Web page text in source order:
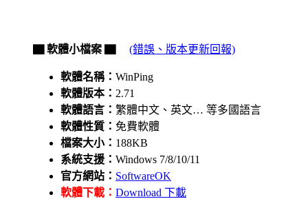
▇ 軟體小檔案 ▇ (錯誤、版本更新回報)
軟體名稱： WinPing
軟體版本： 2.71
軟體語言： 繁體中文、英文… 等多國語言
軟體性質： 免費軟體
檔案大小： 188KB
系統支援： Windows 7/8/10/11
官方網站： SoftwareOK
軟體下載： Download 下載